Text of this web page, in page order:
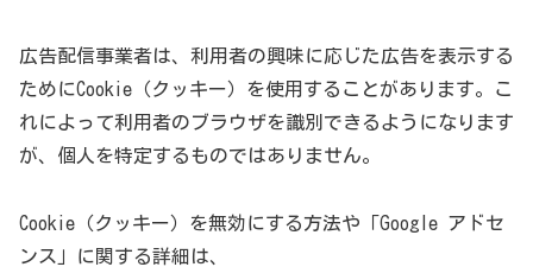
広告配信事業者は、利用者の興味に応じた広告を表示する
ためにCookie（クッキー）を使用することがあります。こ
れによって利用者のブラウザを識別できるようになります
が、個人を特定するものではありません。
Cookie（クッキー）を無効にする方法や「Google アドセ
ンス」に関する詳細は、